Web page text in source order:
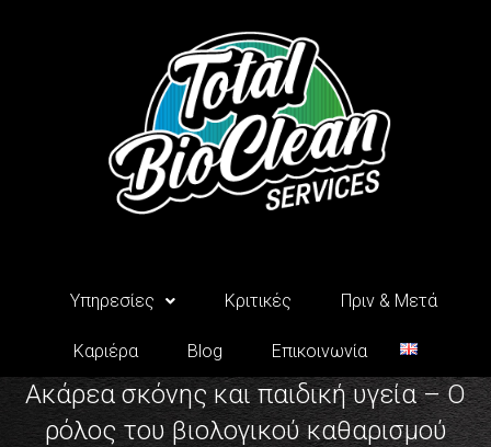
Υπηρεσίες Κριτικές Πριν & Μετά
Καριέρα Blog Επικοινωνία
Ακάρεα σκόνης και παιδική υγεία – Ο
ρόλος του βιολογικού καθαρισμού